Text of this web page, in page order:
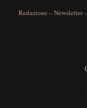
Redazione –Newsletter–